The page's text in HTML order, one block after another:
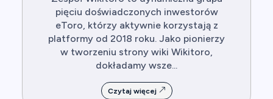
pięciu doświadczonych inwestorów
eToro, którzy aktywnie korzystają z
platformy od 2018 roku. Jako pionierzy
w tworzeniu strony wiki Wikitoro,
dokładamy wsze...
Czytaj więcej